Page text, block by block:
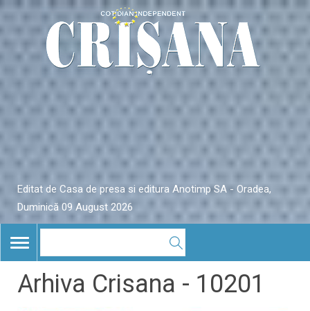
Editat de Casa de presa si editura Anotimp SA - Oradea,
Duminică 09 August 2026
TOGGLE
NAVIGATION
Arhiva Crisana - 10201